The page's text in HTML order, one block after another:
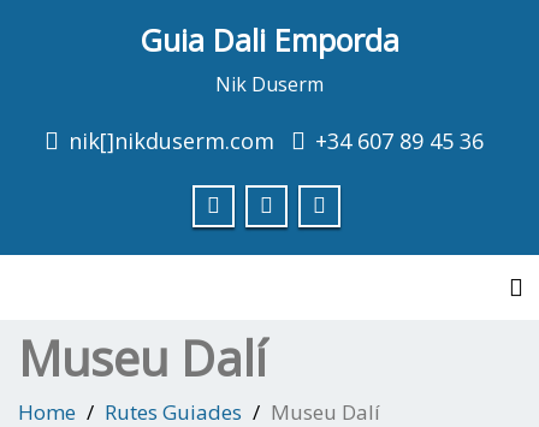
Guia Dali Emporda
Nik Duserm
nik[]nikduserm.com +34 607 89 45 36
Museu Dalí
Home Rutes Guiades Museu Dalí
Consulti les properes visites Consultar